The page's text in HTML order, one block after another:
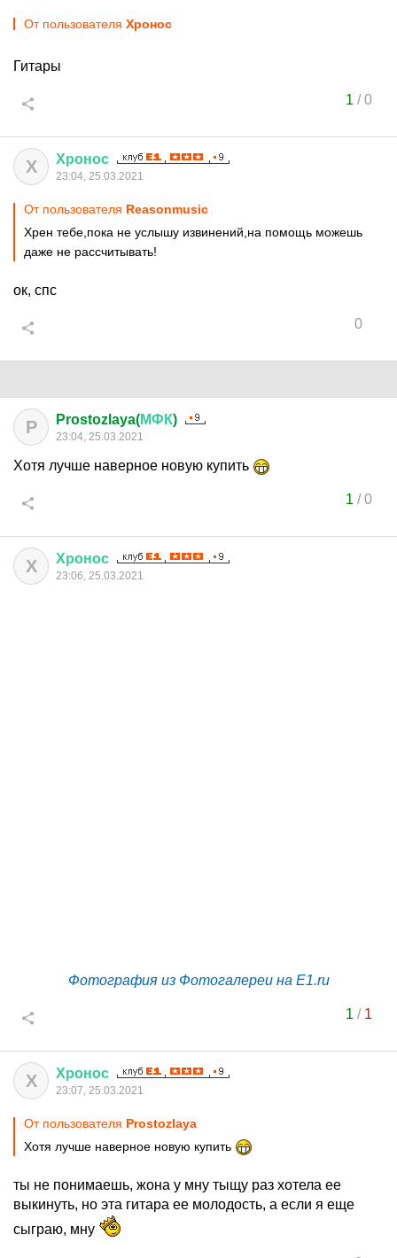
От пользователя Хронос
Гитары
1 /0
Х Хронос
23:04, 25.03.2021
От пользователя Reasonmusic
Хрен тебе,пока не услышу извинений,на помощь можешь
даже не рассчитывать!
ок, спс
0
P Prostozlaya(МФК)
23:04, 25.03.2021
Хотя лучше наверное новую купить
1 /0
Х Хронос
23:06, 25.03.2021
Фотография из Фотогалереи на E1.ru
1 / 1
Х Хронос
23:07, 25.03.2021
От пользователя Prostozlaya
Хотя лучше наверное новую купить
ты не понимаешь, жона у мну тыщу раз хотела ее
выкинуть, но эта гитара ее молодость, а если я еще
сыграю, мну